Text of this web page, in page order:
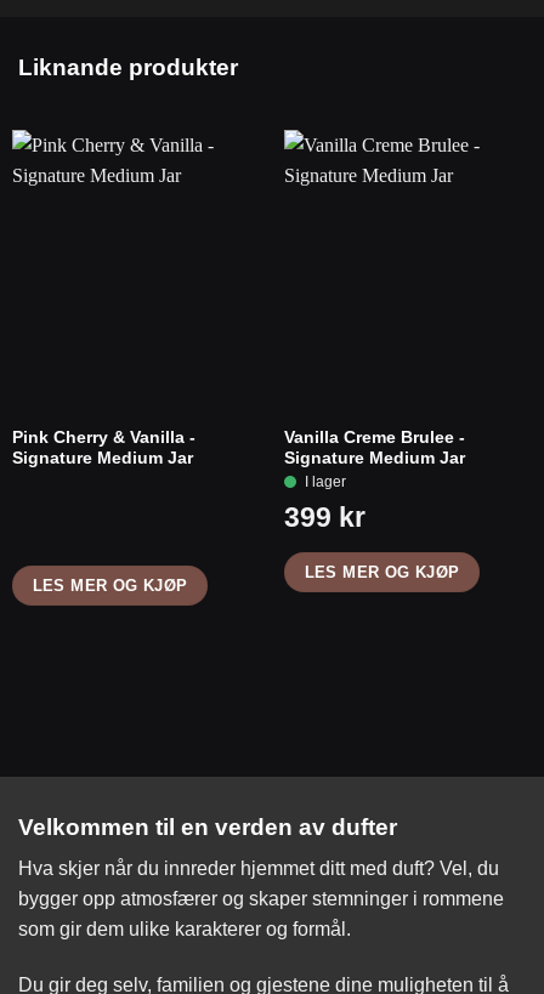
Liknande produkter
Pink Cherry & Vanilla -
Signature Medium Jar
LES MER OG KJØP
Vanilla Creme Brulee -
Signature Medium Jar
LES MER OG KJØP
Velkommen til en verden av dufter
Hva skjer når du innreder hjemmet ditt med duft? Vel, du
bygger opp atmosfærer og skaper stemninger i rommene
som gir dem ulike karakterer og formål.
Du gir deg selv, familien og gjestene dine muligheten til å